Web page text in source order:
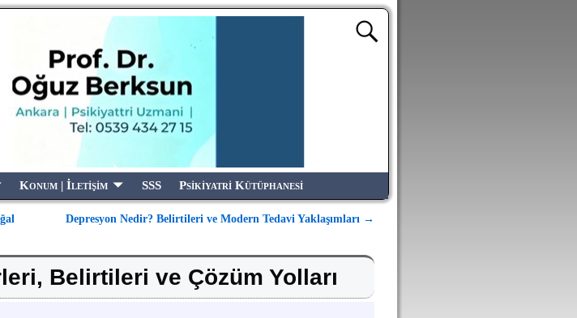
Konum | İletişim SSS Psikiyatri Kütüphanesi
Depresyon Nedir? Belirtileri ve Modern Tedavi Yaklaşımları →
Belirtileri ve Çözüm Yolları